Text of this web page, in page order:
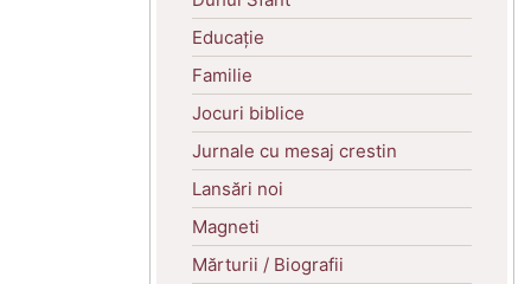
Educație
Familie
Jocuri biblice
Jurnale cu mesaj crestin
Lansări noi
Magneti
Mărturii / Biografii